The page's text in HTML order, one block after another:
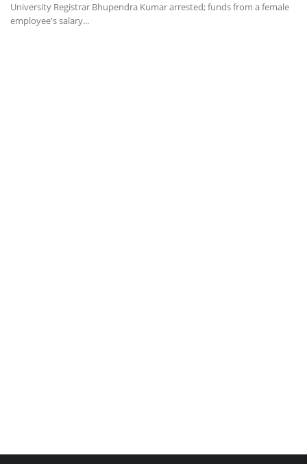
University Registrar Bhupendra Kumar arrested; funds from a female
employee's salary...